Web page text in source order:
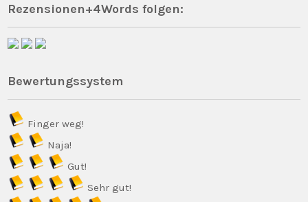
Rezensionen+4Words folgen:
Bewertungssystem
Finger weg!
Naja!
Gut!
Sehr gut!